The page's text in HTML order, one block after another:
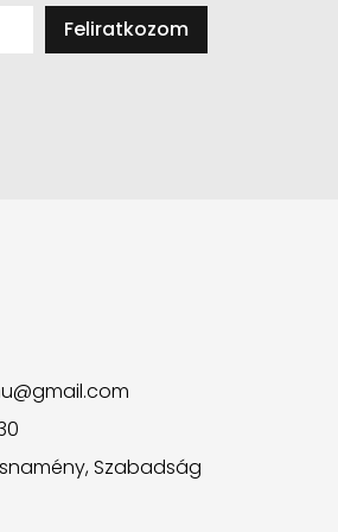
Feliratkozom
Szabadság